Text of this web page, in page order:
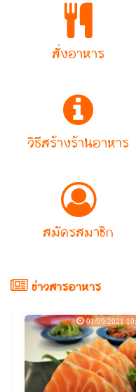
สั่งอาหาร
วิธีสร้างร้านอาหาร
สมัครสมาชิก
ข่าวสารอาหาร
2021 10:07:36